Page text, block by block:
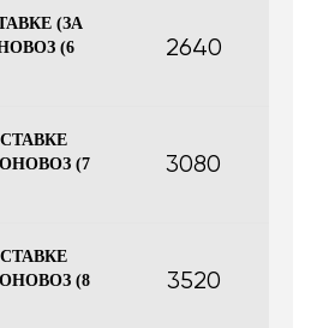
(ЗА
(6
2640
(7
3080
(8
3520